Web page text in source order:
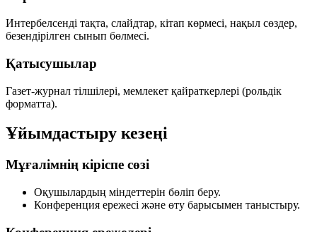
Интербелсенді тақта, слайдтар, кітап көрмесі, нақыл сөздер,
безендірілген сынып бөлмесі.
Қатысушылар
Газет-журнал тілшілері, мемлекет қайраткерлері (рольдік
форматта).
Ұйымдастыру кезеңі
Мұғалімнің кіріспе сөзі
Оқушылардың міндеттерін бөліп беру.
Конференция ережесі және өту барысымен таныстыру.